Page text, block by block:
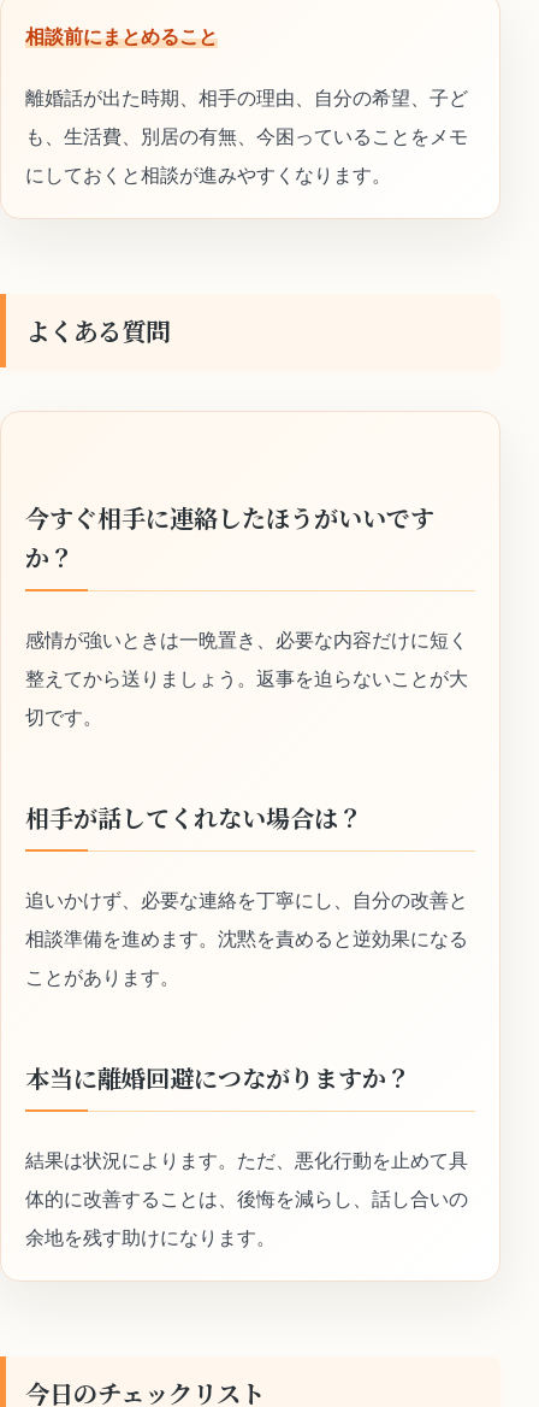
相談前にまとめること
離婚話が出た時期、相手の理由、自分の希望、子ど
も、生活費、別居の有無、今困っていることをメモ
にしておくと相談が進みやすくなります。
よくある質問
今すぐ相手に連絡したほうがいいです
か？
感情が強いときは一晩置き、必要な内容だけに短く
整えてから送りましょう。返事を迫らないことが大
切です。
相手が話してくれない場合は？
追いかけず、必要な連絡を丁寧にし、自分の改善と
相談準備を進めます。沈黙を責めると逆効果になる
ことがあります。
本当に離婚回避につながりますか？
結果は状況によります。ただ、悪化行動を止めて具
体的に改善することは、後悔を減らし、話し合いの
余地を残す助けになります。
今日のチェックリスト